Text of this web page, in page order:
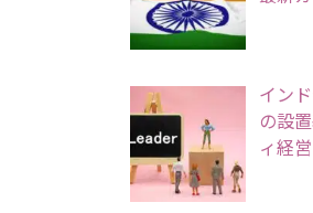
イン
の設
ィ経